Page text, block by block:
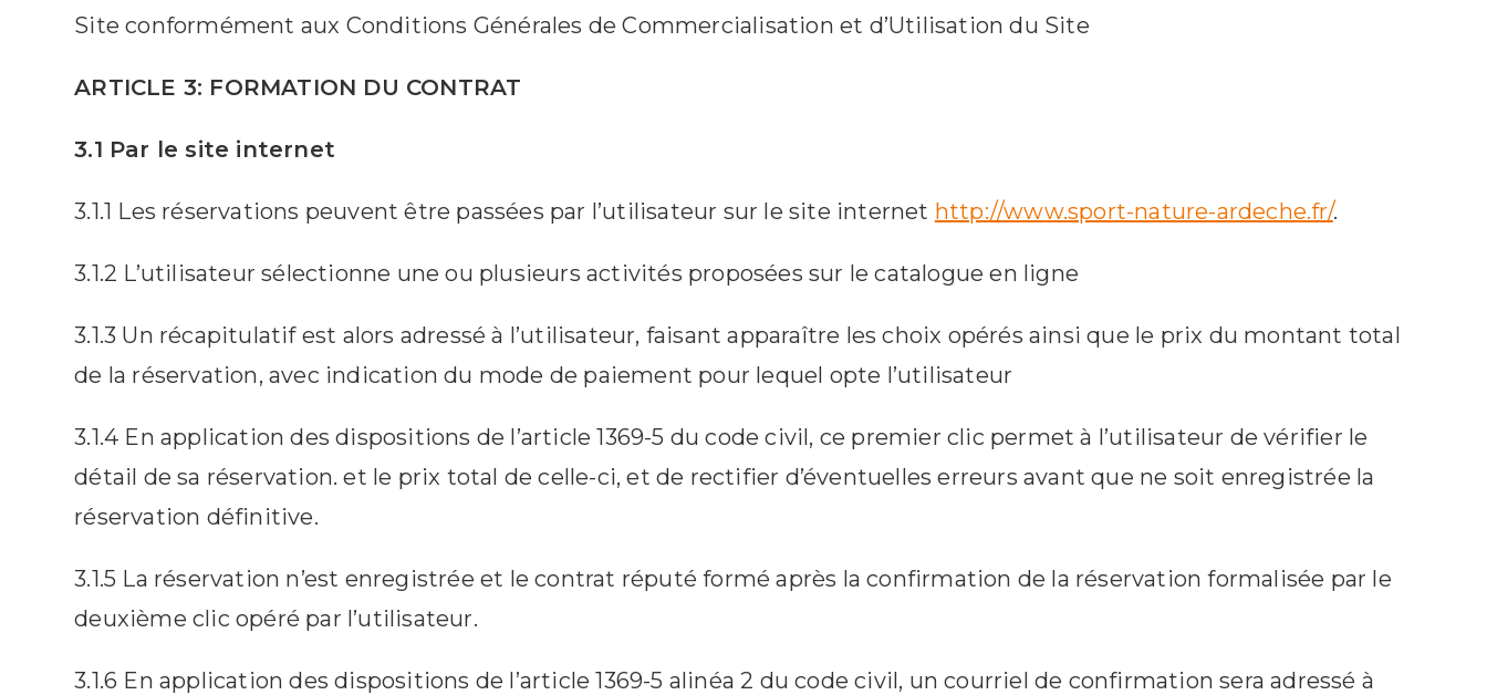
Site conformément aux Conditions Générales de Commercialisation et d’Utilisation du Site
ARTICLE 3: FORMATION DU CONTRAT
3.1 Par le site internet
3.1.1 Les réservations peuvent être passées par l’utilisateur sur le site internet http://www.sport-nature-ardeche.fr/.
3.1.2 L’utilisateur sélectionne une ou plusieurs activités proposées sur le catalogue en ligne
3.1.3 Un récapitulatif est alors adressé à l’utilisateur, faisant apparaître les choix opérés ainsi que le prix du montant total
de la réservation, avec indication du mode de paiement pour lequel opte l’utilisateur
3.1.4 En application des dispositions de l’article 1369-5 du code civil, ce premier clic permet à l’utilisateur de vérifier le
détail de sa réservation. et le prix total de celle-ci, et de rectifier d’éventuelles erreurs avant que ne soit enregistrée la
réservation définitive.
3.1.5 La réservation n’est enregistrée et le contrat réputé formé après la confirmation de la réservation formalisée par le
deuxième clic opéré par l’utilisateur.
3.1.6 En application des dispositions de l’article 1369-5 alinéa 2 du code civil, un courriel de confirmation sera adressé à